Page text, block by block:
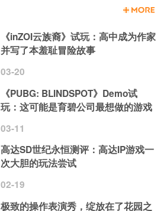
《inZOI云族裔》试玩：高中成为作家
并写了本羞耻冒险故事
03-20
《PUBG: BLINDSPOT》Demo试
玩：这可能是育碧公司最想做的游戏
03-11
高达SD世纪永恒测评：高达IP游戏一
次大胆的玩法尝试
02-19
极致的操作表演秀，绽放在了花园之